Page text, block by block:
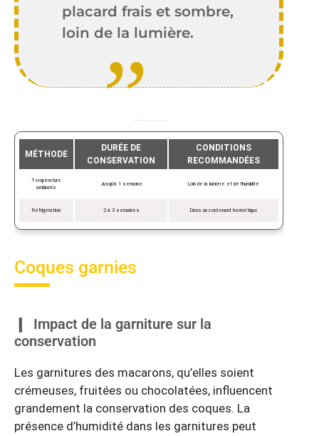
placard frais et sombre,
loin de la lumière.
MÉTHODE
DURÉE DE
CONSERVATION
CONDITIONS
RECOMMANDÉES
Température
ambiante
Jusqu’à 1 semaine Loin de la lumière et de l’humidité
Réfrigération 2 à 3 semaines Dans un contenant hermétique
Coques garnies
Impact de la garniture sur la
conservation
Les garnitures des macarons, qu’elles soient
crémeuses, fruitées ou chocolatées, influencent
grandement la conservation des coques. La
présence d’humidité dans les garnitures peut